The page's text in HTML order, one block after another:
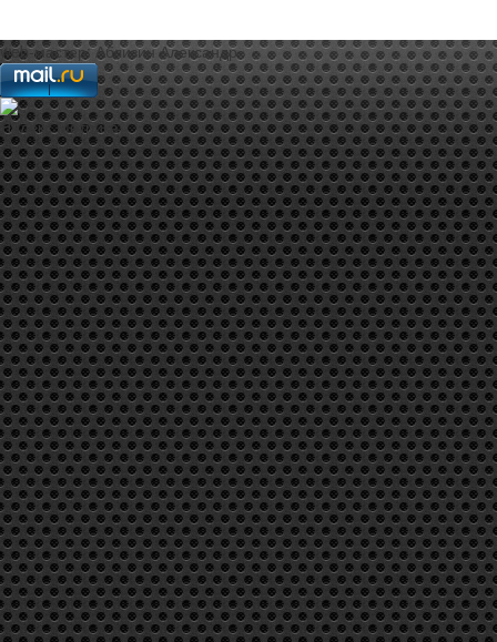
web-мастер:Аблизин Александр